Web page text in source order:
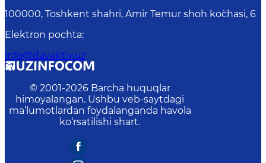
100000, Toshkent shahri, Amir Temur shoh ko`chasi, 6
Elektron pochta:
info@davaktiv.uz
© 2001-2026 Barcha huquqlar
himoyalangan. Ushbu veb-saytdagi
ma’lumotlardan foydalanganda havola
ko‘rsatilishi shart.